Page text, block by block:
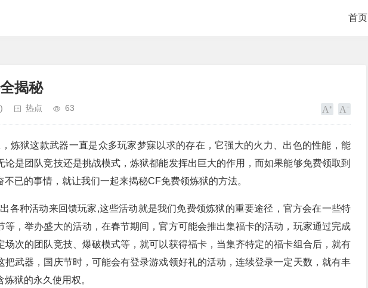
首页
揭秘
热点 63
炼狱这款武器一直是众多玩家梦寐以求的存在，它强大的火力、出色的性能，能
论是团队竞技还是挑战模式，炼狱都能发挥出巨大的作用，而如果能够免费领取到
已的事情，就让我们一起来揭秘CF免费领炼狱的方法。
各种活动来回馈玩家,这些活动就是我们免费领炼狱的重要途径，官方会在一些特
等，举办盛大的活动，在春节期间，官方可能会推出集福卡的活动，玩家通过完成
场次的团队竞技、爆破模式等，就可以获得福卡，当集齐特定的福卡组合后，就有
把武器，国庆节时，可能会有登录游戏领好礼的活动，连续登录一定天数，就有丰
狱的永久使用权。